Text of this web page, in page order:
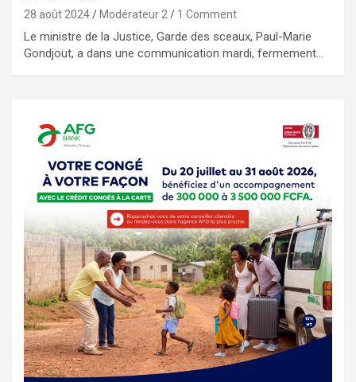
28 août 2024 Modérateur 2 1 Comment
Le ministre de la Justice, Garde des sceaux, Paul-Marie
Gondjout, a dans une communication mardi, fermement…